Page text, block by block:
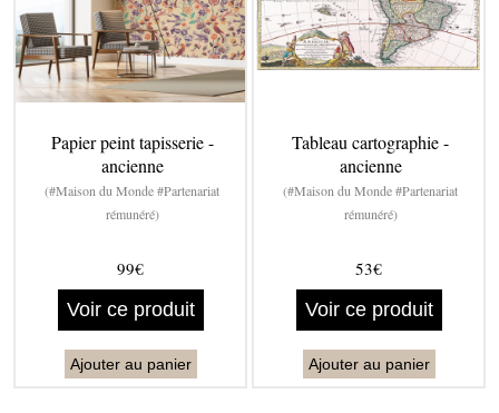
Papier peint tapisserie -
ancienne
(#Maison du Monde #Partenariat
rémunéré)
99€
Voir ce produit
Ajouter au panier
Tableau cartographie -
ancienne
(#Maison du Monde #Partenariat
rémunéré)
53€
Voir ce produit
Ajouter au panier